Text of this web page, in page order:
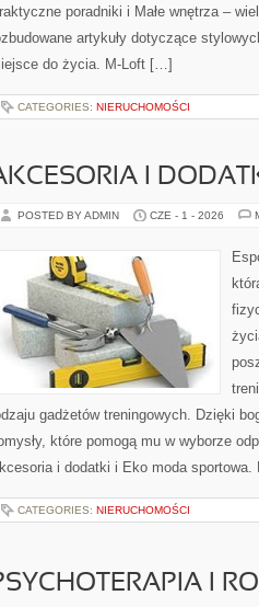
poradniki i Małe wnętrza –
artykuły dotyczące
do życia. M-Loft […]
CATEGORIES: NIERUCHOMOŚCI
I
POSTED BY ADMIN CZE - 1 - 2026
gadżetów treningowych. Dzięki
które pomogą mu w wyborze
i dodatki i Eko moda
CATEGORIES: NIERUCHOMOŚCI
I